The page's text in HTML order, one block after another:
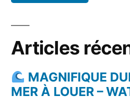
Articles
MAGNIFIQUE
MER À LOUER –